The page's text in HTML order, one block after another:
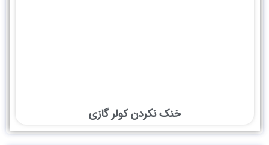
خنک نکردن کولر گازی